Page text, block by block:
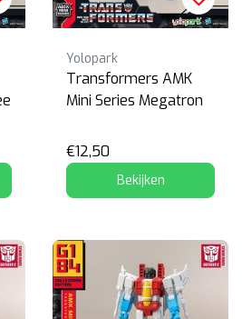
Yolopark
Transformers AMK
Mini Series Megatron
€12,50
Bekijken